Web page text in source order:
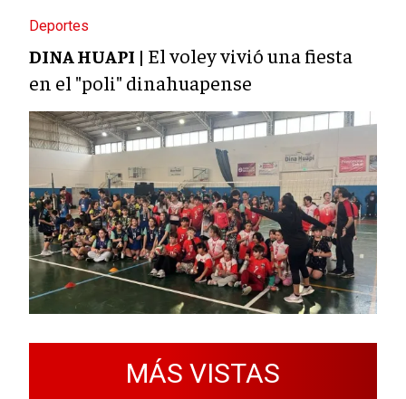
Deportes
DINA HUAPI | El voley vivió una fiesta
en el "poli" dinahuapense
MÁS VISTAS